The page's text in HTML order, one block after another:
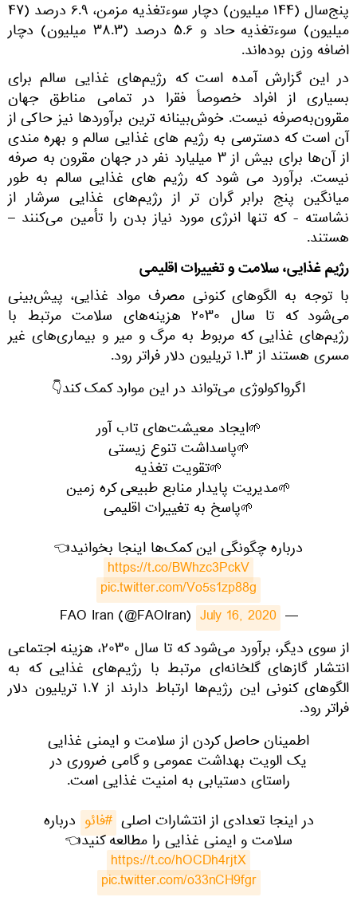
پنج‌سال (۱۴۴ میلیون) دچار سوءتغذیه مزمن، ۶.۹ درصد (۴۷
میلیون) سوءتغذیه حاد و ۵.۶ درصد (۳۸.۳ میلیون) دچار
اضافه وزن بوده‌اند.
در این گزارش آمده است که رژیم‌های غذایی سالم برای
بسیاری از افراد خصوصاً فقرا در تمامی مناطق جهان
مقرون‌به‌صرفه نیست. خوش‌بینانه‌ ترین برآوردها نیز حاکی از
آن است که دسترسی به رژیم‌ های غذایی سالم و بهره‌ مندی
از آن‌ها برای بیش از ۳ میلیارد نفر در جهان مقرون به صرفه
نیست. برآورد می ‌شود که رژیم‌ های غذایی سالم به طور
میانگین پنج برابر گران ‌تر از رژیم‌های غذایی سرشار از
نشاسته - که تنها انرژی مورد نیاز بدن را تأمین می‌کنند –
هستند.
رژیم غذایی، سلامت و تغییرات اقلیمی
با توجه به الگوهای کنونی مصرف مواد غذایی، پیش‌بینی
می‌شود که تا سال ۲۰۳۰ هزینه‌های سلامت مرتبط با
رژیم‌های غذایی که مربوط به مرگ و میر و بیماری‌های غیر
مسری هستند از ۱.۳ تریلیون دلار فراتر رود.
اگرواکولوژی می‌تواند در این موارد کمک کند👇
🌱ایجاد معیشت‌های تاب آور
🌱پاسداشت تنوع زیستی
🌱تقویت تغذیه
🌱مدیریت پایدار منابع طبیعی کره زمین
🌱پاسخ به تغییرات اقلیمی
درباره چگونگی این کمک‌ها اینجا بخوانید👈
https://t.co/BWhzc3PckV
pic.twitter.com/Vo5s1zp88g
— FAO Iran (@FAOIran)
July 16, 2020
​از سوی دیگر، برآورد می‌شود که تا سال ۲۰۳۰، هزینه اجتماعی
انتشار گازهای گلخانه‌ای مرتبط با رژیم‌های غذایی که به
الگوهای کنونی این رژیم‌ها ارتباط دارند از ۱.۷ تریلیون دلار
فراتر رود.
اطمینان حاصل کردن از سلامت و ایمنی غذایی
یک الویت بهداشت عمومی و گامی ضروری در
راستای دستیابی به امنیت غذایی است.
در اینجا تعدادی از انتشارات اصلی #فائو درباره
سلامت و ایمنی غذایی را مطالعه کنید👈
https://t.co/hOCDh4rjtX
pic.twitter.com/o33nCH9fgr